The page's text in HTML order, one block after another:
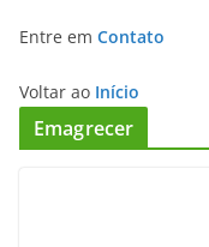
Entre em Contato
Voltar ao Início
Emagrecer